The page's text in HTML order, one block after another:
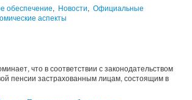
обеспечение, Новости, Официальные
аспекты
что в соответствии с законодательством
пенсии застрахованным лицам, состоящим в